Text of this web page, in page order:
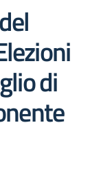
di